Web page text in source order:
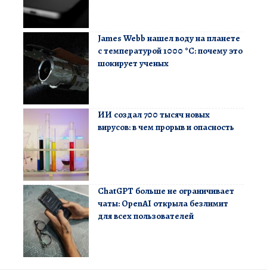
James Webb нашел воду на планете
с температурой 1000 °C: почему это
шокирует ученых
ИИ создал 700 тысяч новых
вирусов: в чем прорыв и опасность
ChatGPT больше не ограничивает
чаты: OpenAI открыла безлимит
для всех пользователей